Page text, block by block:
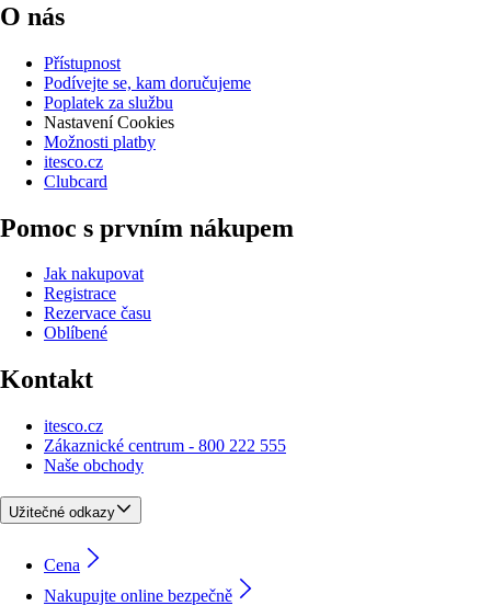
O nás
Přístupnost
Podívejte se, kam doručujeme
Poplatek za službu
Nastavení Cookies
Možnosti platby
itesco.cz
Clubcard
Pomoc s prvním nákupem
Jak nakupovat
Registrace
Rezervace času
Oblíbené
Kontakt
itesco.cz
Zákaznické centrum - 800 222 555
Naše obchody
Užitečné odkazy
Cena
Nakupujte online bezpečně